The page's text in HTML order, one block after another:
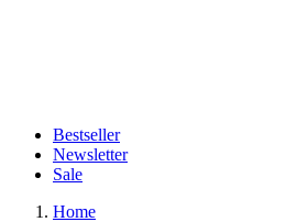
Bestseller
Newsletter
Sale
Home